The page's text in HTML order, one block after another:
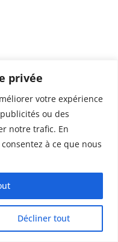
privée
votre expérience
ou des
notre trafic. En
à ce que nous
Décliner tout